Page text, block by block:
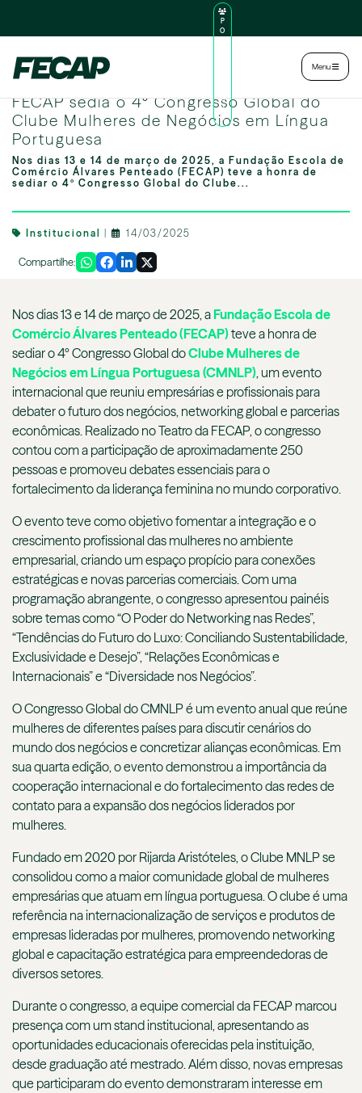
P
O
U
N
O
Menu
FECAP sedia o 4º Congresso Global do
Clube Mulheres de Negócios em Língua
Portuguesa
Nos dias 13 e 14 de março de 2025, a Fundação Escola de
Comércio Álvares Penteado (FECAP) teve a honra de
sediar o 4º Congresso Global do Clube...
Institucional 14/03/2025
Compartilhe:
Nos dias 13 e 14 de março de 2025, aFundação Escola de
Comércio Álvares Penteado (FECAP)teve a honra de
sediar o 4º Congresso Global doClube Mulheres de
Negócios em Língua Portuguesa (CMNLP), um evento
internacional que reuniu empresárias e profissionais para
debater o futuro dos negócios, networking global e parcerias
econômicas. Realizado no Teatro da FECAP, o congresso
contou com a participação de aproximadamente 250
pessoas e promoveu debates essenciais para o
fortalecimento da liderança feminina no mundo corporativo.
O evento teve como objetivo fomentar a integração e o
crescimento profissional das mulheres no ambiente
empresarial, criando um espaço propício para conexões
estratégicas e novas parcerias comerciais. Com uma
programação abrangente, o congresso apresentou painéis
sobre temas como “O Poder do Networking nas Redes”,
“Tendências do Futuro do Luxo: Conciliando Sustentabilidade,
Exclusividade e Desejo”, “Relações Econômicas e
Internacionais” e “Diversidade nos Negócios”.
O Congresso Global do CMNLP é um evento anual que reúne
mulheres de diferentes países para discutir cenários do
mundo dos negócios e concretizar alianças econômicas. Em
sua quarta edição, o evento demonstrou a importância da
cooperação internacional e do fortalecimento das redes de
contato para a expansão dos negócios liderados por
mulheres.
Fundado em 2020 por Rijarda Aristóteles, o Clube MNLP se
consolidou como a maior comunidade global de mulheres
empresárias que atuam em língua portuguesa. O clube é uma
referência na internacionalização de serviços e produtos de
empresas lideradas por mulheres, promovendo networking
global e capacitação estratégica para empreendedoras de
diversos setores.
Durante o congresso, a equipe comercial da FECAP marcou
presença com um stand institucional, apresentando as
oportunidades educacionais oferecidas pela instituição,
desde graduação até mestrado. Além disso, novas empresas
que participaram do evento demonstraram interesse em